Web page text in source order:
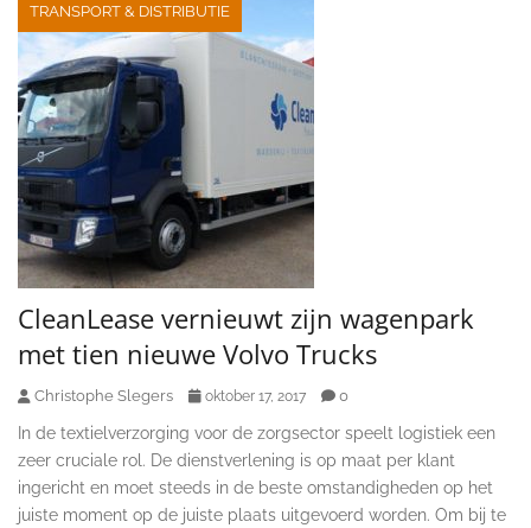
TRANSPORT & DISTRIBUTIE
CleanLease vernieuwt zijn wagenpark
met tien nieuwe Volvo Trucks
Christophe Slegers oktober 17, 2017 0
In de textielverzorging voor de zorgsector speelt logistiek een
zeer cruciale rol. De dienstverlening is op maat per klant
ingericht en moet steeds in de beste omstandigheden op het
juiste moment op de juiste plaats uitgevoerd worden. Om bij te